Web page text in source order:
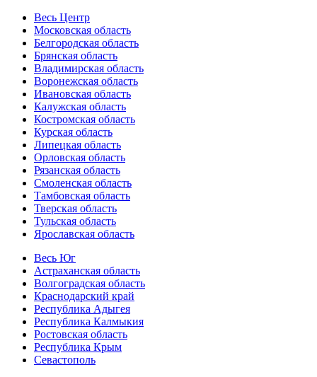
Весь Центр
Московская область
Белгородская область
Брянская область
Владимирская область
Воронежская область
Ивановская область
Калужская область
Костромская область
Курская область
Липецкая область
Орловская область
Рязанская область
Смоленская область
Тамбовская область
Тверская область
Тульская область
Ярославская область
Весь Юг
Астраханская область
Волгоградская область
Краснодарский край
Республика Адыгея
Республика Калмыкия
Ростовская область
Республика Крым
Севастополь